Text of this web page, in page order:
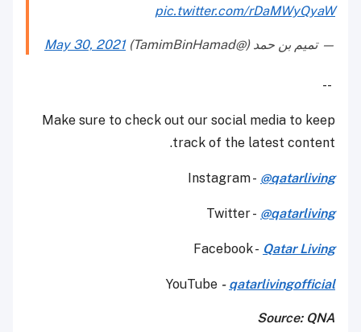
pic.twitter.com/rDaMWyQyaW
— تميم بن حمد (@TamimBinHamad) May 30, 2021
--
Make sure to check out our social media to keep
track of the latest content.
Instagram - @qatarliving
Twitter - @qatarliving
Facebook - Qatar Living
YouTube - qatarlivingofficial
Source: QNA